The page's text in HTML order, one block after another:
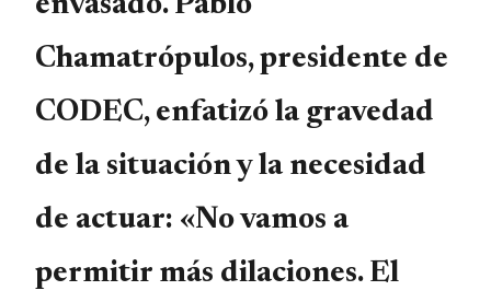
envasado. Pablo
Chamatrópulos, presidente de
CODEC, enfatizó la gravedad
de la situación y la necesidad
de actuar: «No vamos a
permitir más dilaciones. El